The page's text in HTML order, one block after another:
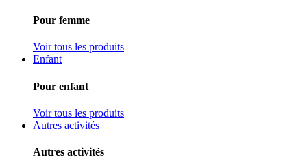
Pour femme
Voir tous les produits
Enfant
Pour enfant
Voir tous les produits
Autres activités
Autres activités